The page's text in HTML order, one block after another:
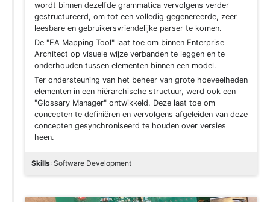
wordt binnen dezelfde grammatica vervolgens verder
gestructureerd, om tot een volledig gegenereerde, zeer
leesbare en gebruikersvriendelijke parser te komen.
De "EA Mapping Tool" laat toe om binnen Enterprise
Architect op visuele wijze verbanden te leggen en te
onderhouden tussen elementen binnen een model.
Ter ondersteuning van het beheer van grote hoeveelheden
elementen in een hiërarchische structuur, werd ook een
"Glossary Manager" ontwikkeld. Deze laat toe om
concepten te definiëren en vervolgens afgeleiden van deze
concepten gesynchroniseerd te houden over versies
heen.
Skills: Software Development